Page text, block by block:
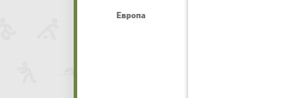
Европа